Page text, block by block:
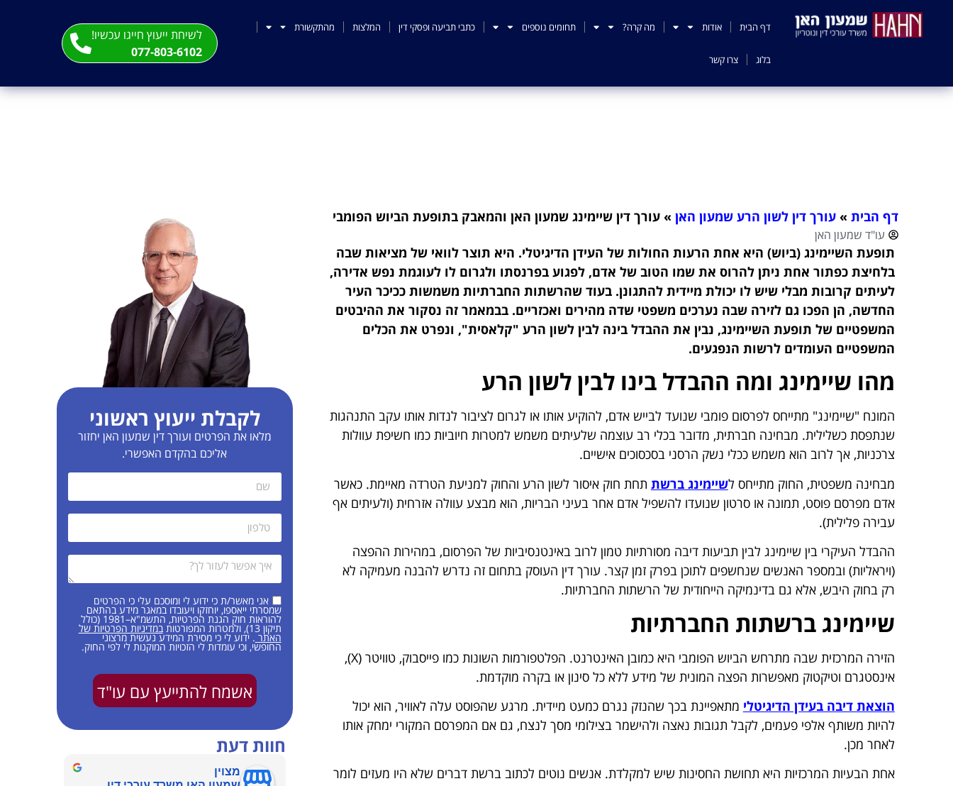
דף הבית אודות מה קרה? תחומים נוספים כתבי תביעה ופסקי דין המלצות מהתקשורת
בלוג צרו קשר
לשיחת ייעוץ חייגו עכשיו!
077-803-6102
דף הבית »עורך דין לשון הרע שמעון האן »עורך דין שיימינג שמעון האן והמאבק בתופעת הביוש הפומבי
עו"ד שמעון האן
תופעת השיימינג (ביוש) היא אחת הרעות החולות של העידן הדיגיטלי. היא תוצר לוואי של מציאות שבה
בלחיצת כפתור אחת ניתן להרוס את שמו הטוב של אדם, לפגוע בפרנסתו ולגרום לו לעוגמת נפש אדירה,
לעיתים קרובות מבלי שיש לו יכולת מיידית להתגונן. בעוד שהרשתות החברתיות משמשות ככיכר העיר
החדשה, הן הפכו גם לזירה שבה נערכים משפטי שדה מהירים ואכזריים. בבמאמר זה נסקור את ההיבטים
המשפטיים של תופעת השיימינג, נבין את ההבדל בינה לבין לשון הרע "קלאסית", ונפרט את הכלים
המשפטיים העומדים לרשות הנפגעים.
מהו שיימינג ומה ההבדל בינו לבין לשון הרע
המונח "שיימינג" מתייחס לפרסום פומבי שנועד לבייש אדם, להוקיע אותו או לגרום לציבור לנדות אותו עקב התנהגות
שנתפסת כשלילית. מבחינה חברתית, מדובר בכלי רב עוצמה שלעיתים משמש למטרות חיוביות כמו חשיפת עוולות
צרכניות, אך לרוב הוא משמש ככלי נשק הרסני בסכסוכים אישיים.
מבחינה משפטית, החוק מתייחס לשיימינג ברשת תחת חוק איסור לשון הרע והחוק למניעת הטרדה מאיימת. כאשר
אדם מפרסם פוסט, תמונה או סרטון שנועדו להשפיל אדם אחר בעיני הבריות, הוא מבצע עוולה אזרחית (ולעיתים אף
עבירה פלילית).
ההבדל העיקרי בין שיימינג לבין תביעות דיבה מסורתיות טמון לרוב באינטנסיביות של הפרסום, במהירות ההפצה
(ויראליות) ובמספר האנשים שנחשפים לתוכן בפרק זמן קצר. עורך דין העוסק בתחום זה נדרש להבנה מעמיקה לא
רק בחוק היבש, אלא גם בדינמיקה הייחודית של הרשתות החברתיות.
שיימינג ברשתות החברתיות
הזירה המרכזית שבה מתרחש הביוש הפומבי היא כמובן האינטרנט. הפלטפורמות השונות כמו פייסבוק, טוויטר (X),
אינסטגרם וטיקטוק מאפשרות הפצה המונית של מידע ללא כל סינון או בקרה מוקדמת.
הוצאת דיבה בעידן הדיגיטלי מתאפיינת בכך שהנזק נגרם כמעט מיידית. מרגע שהפוסט עלה לאוויר, הוא יכול
להיות משותף אלפי פעמים, לקבל תגובות נאצה ולהישמר בצילומי מסך לנצח, גם אם המפרסם המקורי ימחק אותו
לאחר מכן.
אחת הבעיות המרכזיות היא תחושת החסינות שיש למקלדת. אנשים נוטים לכתוב ברשת דברים שלא היו מעזים לומר
לקבלת ייעוץ ראשוני
מלאו את הפרטים ועורך דין שמעון האן יחזור
אליכם בהקדם האפשרי.
אני מאשר/ת כי ידוע לי ומוסכם עלי כי הפרטים
שמסרתי ייאספו, יוחזקו ויעובדו במאגר מידע בהתאם
להוראות חוק הגנת הפרטיות, התשמ"א–1981 (כולל
תיקון 13), ולמטרות המפורטות במדיניות הפרטיות של
האתר . ידוע לי כי מסירת המידע נעשית מרצוני
החופשי, וכי עומדות לי הזכויות המוקנות לי לפי החוק.
אשמח להתייעץ עם עו"ד
חוות דעת
מצוין